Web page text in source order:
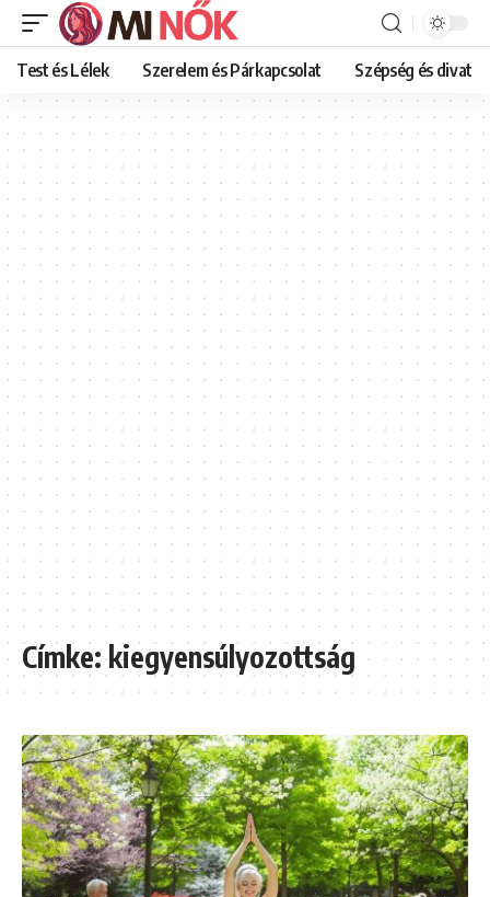
Test és Lélek Szerelem és Párkapcsolat Szépség és divat
Címke:kiegyensúlyozottság